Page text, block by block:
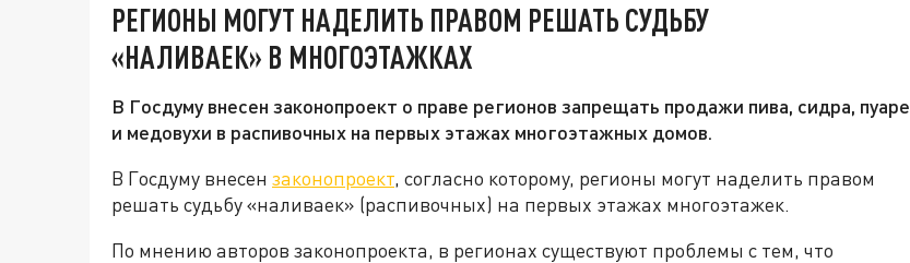
РЕГИОНЫ МОГУТ НАДЕЛИТЬ ПРАВОМ РЕШАТЬ СУДЬБУ
«НАЛИВАЕК» В МНОГОЭТАЖКАХ
В Госдуму внесен законопроект о праве регионов запрещать продажи пива, сидра, пуаре
и медовухи в распивочных на первых этажах многоэтажных домов.
В Госдуму внесен законопроект, согласно которому, регионы могут наделить правом
решать судьбу «наливаек» (распивочных) на первых этажах многоэтажек.
По мнению авторов законопроекта, в регионах существуют проблемы с тем, что